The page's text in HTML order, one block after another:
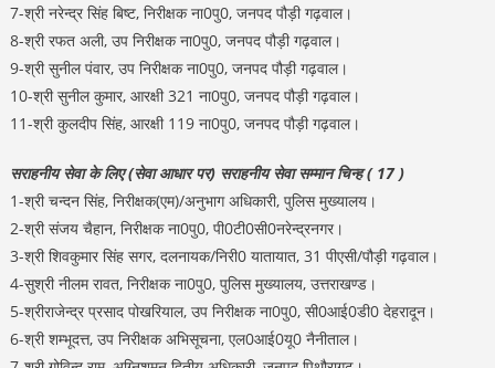
7-श्री नरेन्द्र सिंह बिष्ट, निरीक्षक ना0पु0, जनपद पौड़ी गढ़वाल।
8-श्री रफत अली, उप निरीक्षक ना0पु0, जनपद पौड़ी गढ़वाल।
9-श्री सुनील पंवार, उप निरीक्षक ना0पु0, जनपद पौड़ी गढ़वाल।
10-श्री सुनील कुमार, आरक्षी 321 ना0पु0, जनपद पौड़ी गढ़वाल।
11-श्री कुलदीप सिंह, आरक्षी 119 ना0पु0, जनपद पौड़ी गढ़वाल।
सराहनीय सेवा के लिए (सेवा आधार पर) सराहनीय सेवा सम्मान चिन्ह ( 17 )
1-श्री चन्दन सिंह, निरीक्षक(एम)/अनुभाग अधिकारी, पुलिस मुख्यालय।
2-श्री संजय चैहान, निरीक्षक ना0पु0, पी0टी0सी0नरेन्द्रनगर।
3-श्री शिवकुमार सिंह सगर, दलनायक/निरी0 यातायात, 31 पीएसी/पौड़ी गढ़वाल।
4-सुश्री नीलम रावत, निरीक्षक ना0पु0, पुलिस मुख्यालय, उत्तराखण्ड।
5-श्रीराजेन्द्र प्रसाद पोखरियाल, उप निरीक्षक ना0पु0, सी0आई0डी0 देहरादून।
6-श्री शम्भूदत्त, उप निरीक्षक अभिसूचना, एल0आई0यू0 नैनीताल।